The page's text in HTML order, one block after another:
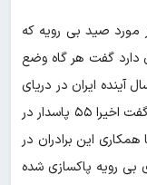
مورد صید بی رویه که
دارد گفت هر گاه وضع
آینده ایران در دریای
خزر موجودی خود را از دست خواهد داد. وی گفت اخیرا ۵۵ پاسدار در
این برادران در
درصد از صیادی بی رویه پاکسازی شده